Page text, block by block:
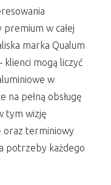
w całej
marka Qualum
klienci mogą liczyć
w
na pełną obsługę
tym wizję
oraz terminiowy
potrzeby każdego